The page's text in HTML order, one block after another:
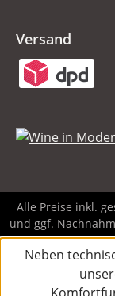
Versand
Alle Preise inkl.
und ggf.
Neben